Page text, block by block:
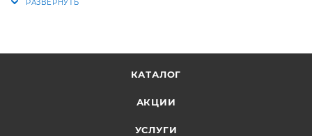
КАТАЛОГ
АКЦИИ
УСЛУГИ